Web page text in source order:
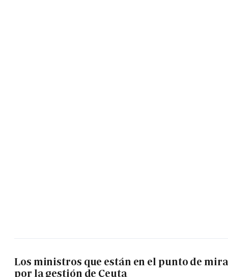
Los ministros que están en el punto de mira
por la gestión de Ceuta